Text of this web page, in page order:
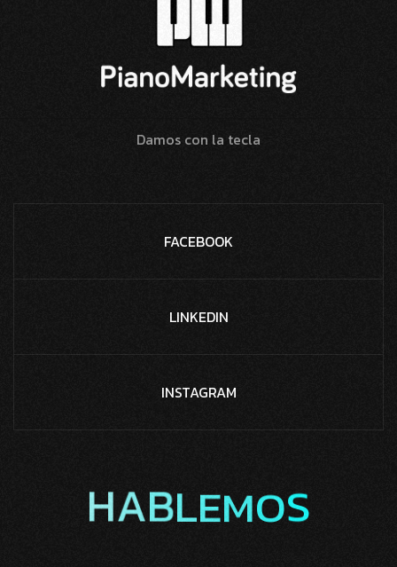
Damos con la tecla
FACEBOOK
LINKEDIN
INSTAGRAM
HABLEMOS